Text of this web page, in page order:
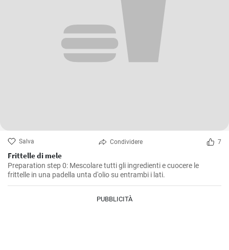
Salva Condividere 7
Frittelle di mele
Preparation step 0: Mescolare tutti gli ingredienti e cuocere le
frittelle in una padella unta d'olio su entrambi i lati.
PUBBLICITÀ